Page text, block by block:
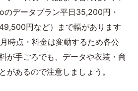
のデータプラン平日35,200円・
円など）まで幅があります
時点・料金は変動するため各公
が手ごろでも、データや衣装・商
があるので注意しましょう。